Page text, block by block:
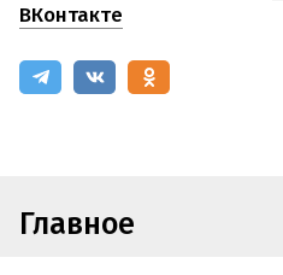
ВКонтакте
Главное